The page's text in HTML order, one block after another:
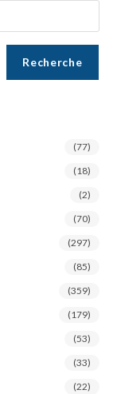
Recherche
(77)
(18)
(2)
(70)
(297)
(85)
(359)
(179)
(53)
(33)
(22)